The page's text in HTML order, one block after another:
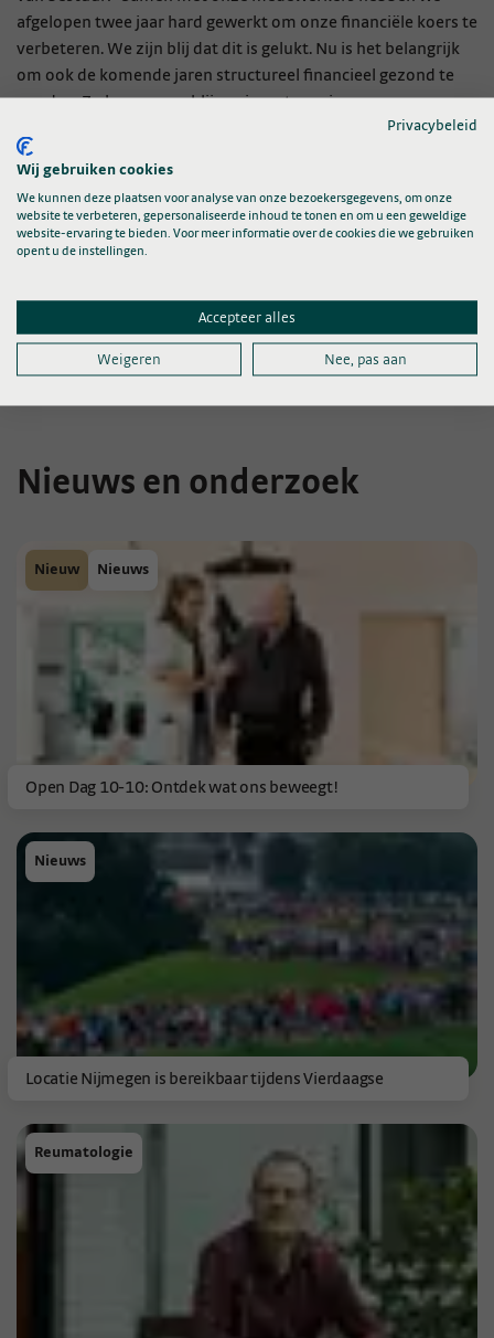
afgelopen twee jaar hard gewerkt om onze financiële koers te
verbeteren. We zijn blij dat dit is gelukt. Nu is het belangrijk
om ook de komende jaren structureel financieel gezond te
worden. Zo kunnen we blijven investeren in onze
medewerkers en onze patiënten. En blijven we ‘samen verder
in beweging’.”
Jaarverslag, jaarrekening &
Nieuws en onderzoek
Open Dag 10-10: Ontdek wat ons beweegt!
Nieuw Nieuws
Locatie Nijmegen is bereikbaar tijdens Vierdaagse
Nieuws
Reumatologie
Privacybeleid
Wij gebruiken cookies
We kunnen deze plaatsen voor analyse van onze bezoekersgegevens, om onze
website te verbeteren, gepersonaliseerde inhoud te tonen en om u een geweldige
website-ervaring te bieden. Voor meer informatie over de cookies die we gebruiken
opent u de instellingen.
Accepteer alles
Weigeren Nee, pas aan